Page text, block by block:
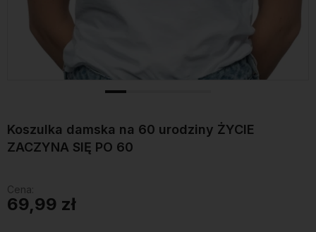
Koszulka damska na 60 urodziny ŻYCIE
ZACZYNA SIĘ PO 60
Cena:
69,99 zł